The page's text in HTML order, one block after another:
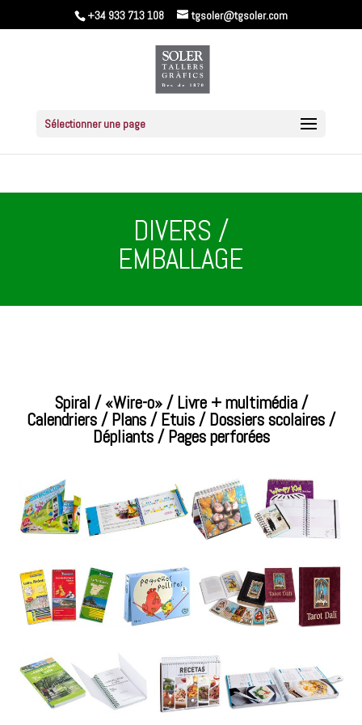
+34 933 713 108 tgsoler@tgsoler.com
Sélectionner une page
DIVERS /
EMBALLAGE
Spiral / «Wire-o» / Livre + multimédia /
Calendriers / Plans / Etuis / Dossiers scolaires /
Dépliants / Pages perforées